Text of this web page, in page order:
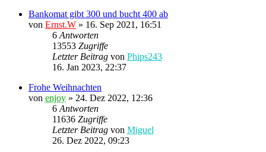
Bankomat gibt 300 und bucht 400 ab
von Ernst.W » 16. Sep 2021, 16:51
6Antworten
13553 Zugriffe
Letzter Beitrag von Phips243
16. Jan 2023, 22:37
Frohe Weihnachten
von enjoy » 24. Dez 2022, 12:36
6Antworten
11636 Zugriffe
Letzter Beitrag von Miguel
26. Dez 2022, 09:23